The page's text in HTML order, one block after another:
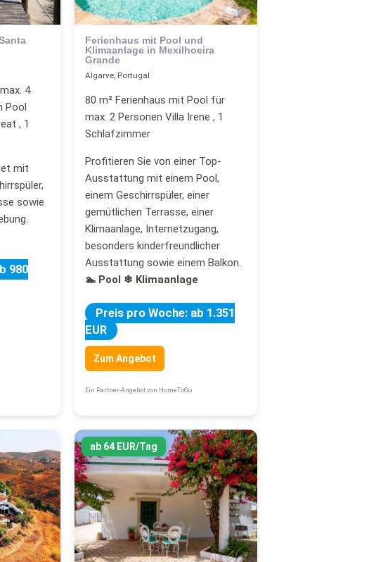
4
Pool
, 1
mit
sowie
980
Ferienhaus mit Pool und
Klimaanlage in Mexilhoeira
Grande
Algarve, Portugal
80 m² Ferienhaus mit Pool für
max. 2 Personen Villa Irene , 1
Schlafzimmer
Profitieren Sie von einer Top-
Ausstattung mit einem Pool,
einem Geschirrspüler, einer
gemütlichen Terrasse, einer
Klimaanlage, Internetzugang,
besonders kinderfreundlicher
Ausstattung sowie einem Balkon.
🏊 Pool ❄ Klimaanlage
Preis pro Woche: ab 1.351
EUR
Zum Angebot
Ein Partner-Angebot von HomeToGo
ab 64 EUR/Tag